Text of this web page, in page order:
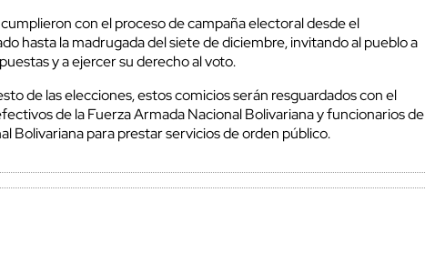
con el proceso de campaña electoral desde el
hasta la madrugada del siete de diciembre, invitando al pueblo a
y a ejercer su derecho al voto.
de las elecciones, estos comicios serán resguardados con el
de la Fuerza Armada Nacional Bolivariana y funcionarios de
Bolivariana para prestar servicios de orden público.